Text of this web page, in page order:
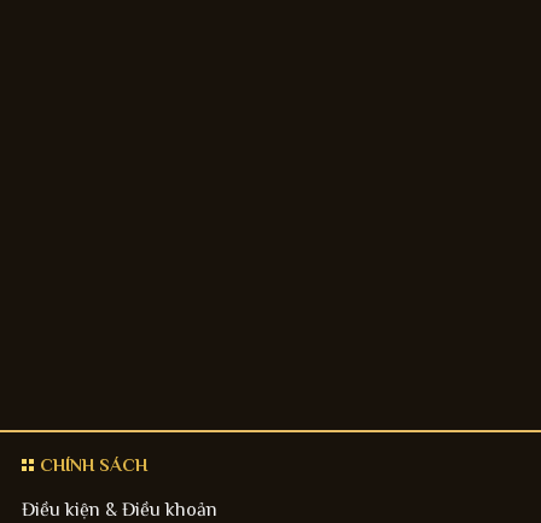
CHÍNH SÁCH
Điều kiện & Điều khoản